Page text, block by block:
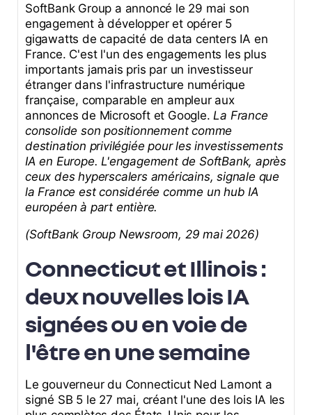
SoftBank Group a annoncé le 29 mai son
engagement à développer et opérer 5
gigawatts de capacité de data centers IA en
France. C'est l'un des engagements les plus
importants jamais pris par un investisseur
étranger dans l'infrastructure numérique
française, comparable en ampleur aux
annonces de Microsoft et Google. La France
consolide son positionnement comme
destination privilégiée pour les investissements
IA en Europe. L'engagement de SoftBank, après
ceux des hyperscalers américains, signale que
la France est considérée comme un hub IA
européen à part entière.
(SoftBank Group Newsroom, 29 mai 2026)
Connecticut et Illinois :
deux nouvelles lois IA
signées ou en voie de
l'être en une semaine
Le gouverneur du Connecticut Ned Lamont a
signé SB 5 le 27 mai, créant l'une des lois IA les